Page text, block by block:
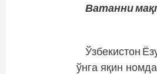
Ватанни
Ўзбекистон
ўнга яқин